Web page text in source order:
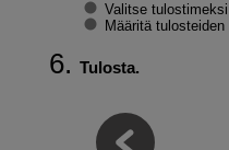
Valitse
Määritä
Tulosta.